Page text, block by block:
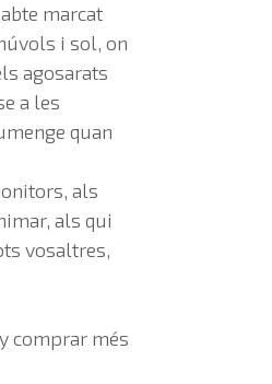
marcat
i sol, on
agosarats
a les
quan
als
als qui
vosaltres,
comprar més